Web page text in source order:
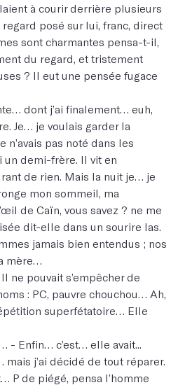
à courir derrière plusieurs
posé sur lui, franc, direct
sont charmantes pensa-t-il,
du regard, et tristement
? Il eut une pensée fugace
dont j’ai finalement… euh,
Je… je voulais garder la
pas noté dans les
un demi-frère. Il vit en
de rien. Mais la nuit je… je
mon sommeil, ma
de Caïn, vous savez ? ne me
dit-elle dans un sourire las.
jamais bien entendus ; nos
mère…
ne pouvait s’empêcher de
: PC, pauvre chouchou… Ah,
superfétatoire… Elle
- Enfin… c’est… elle avait...
mais j’ai décidé de tout réparer.
P de piégé, pensa l’homme